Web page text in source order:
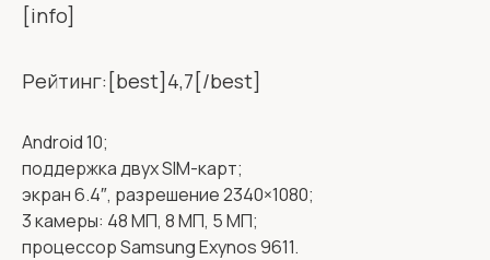
[info]
Рейтинг:[best]4,7[/best]
Android 10;
поддержка двух SIM-карт;
экран 6.4″, разрешение 2340×1080;
3 камеры: 48 МП, 8 МП, 5 МП;
процессор Samsung Exynos 9611.